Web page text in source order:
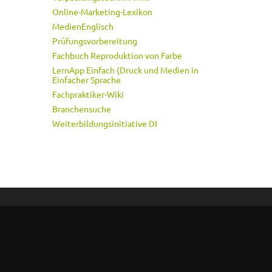
Online-Marketing-Lexikon
MedienEnglisch
Prüfungsvorbereitung
Fachbuch Reproduktion von Farbe
LernApp Einfach (Druck und Medien in
Einfacher Sprache
Fachpraktiker-Wiki
Branchensuche
Weiterbildungsinitiative DI